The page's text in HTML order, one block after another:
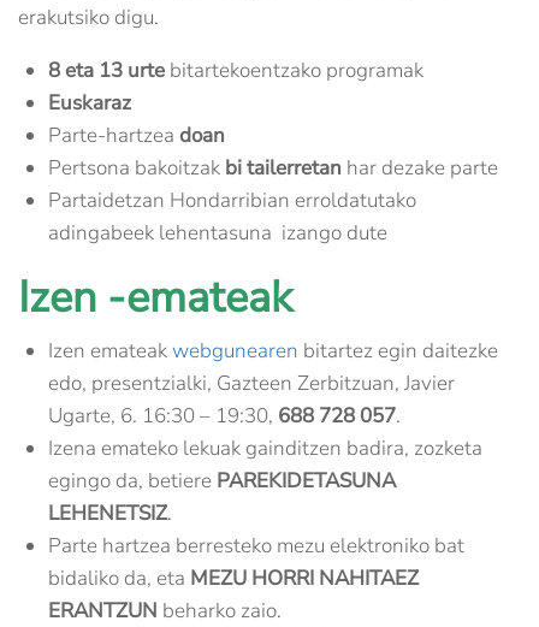
erakutsiko digu.
8 eta 13 urte bitartekoentzako programak
Euskaraz
Parte-hartzea doan
Pertsona bakoitzak bi tailerretan har dezake parte
Partaidetzan Hondarribian erroldatutako
adingabeek lehentasuna izango dute
Izen -emateak
Izen emateakwebgunearen bitartez egin daitezke
edo, presentzialki, Gazteen Zerbitzuan, Javier
Ugarte, 6. 16:30 – 19:30, 688 728 057.
Izena emateko lekuak gainditzen badira, zozketa
egingo da, betiere PAREKIDETASUNA
LEHENETSIZ.
Parte hartzea berresteko mezu elektroniko bat
bidaliko da, eta MEZU HORRI NAHITAEZ
ERANTZUN beharko zaio.